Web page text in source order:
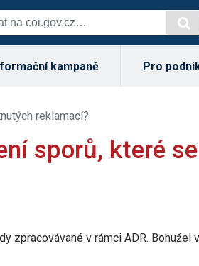
kampaně Pro
reklamací?
sporů, které
zpracovávané v rámci ADR.